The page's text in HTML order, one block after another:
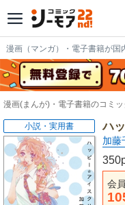
漫画（マンガ）・電子書籍が国
漫画(まんが)・電子書籍のコミ
ハ
加藤
会
小説・実用書